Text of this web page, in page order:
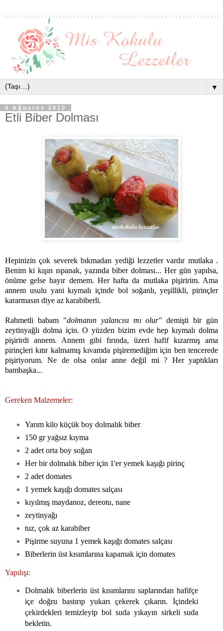
▼
4 Ağustos 2010
Etli Biber Dolması
Hepinizin çok severek bıkmadan yediği lezzetler vardır mutlaka .
Benim ki kışın ıspanak, yazında biber dolması... Her gün yapılsa,
önüme gelse hayır demem. Her hafta da mutlaka pişiririm. Ama
annem usulu yani kıymalı içinde bol soğanlı, yeşillikli, pirinçler
kararmasın diye az karabiberli.
Rahmetli babam "dolmanın yalancısı mı olur" demişti bir gün
zeytinyağlı dolma için. O yüzden bizim evde hep kıymalı dolma
pişirirdi annem. Annem gibi fırında, üzeri hafif kızarmış ama
pirinçleri kıtır kalmamış kıvamda pişiremediğim için ben tencerede
pişiriyorum. Ne de olsa onlar anne değil mi ? Her yaptıkları
bambaşka...
Gereken Malzemeler:
Yarım kilo küçük boy dolmalık biber
150 gr yağsız kıyma
2 adet orta boy soğan
Her bir dolmalık biber için 1'er yemek kaşığı pirinç
2 adet domates
1 yemek kaşığı domates salçası
kıyılmış maydanoz, dereotu, nane
zeytinyağı
tuz, çok az karabiber
Pişirme suyuna 1 yemek kaşığı domates salçası
Biberlerin üst kısımlarına kapamak için domates
Yapılışı:
Dolmalık biberlerin üst kısımlarını saplarından hafifçe
içe doğru bastırıp yukarı çekerek çıkarın. İçindeki
çekirdekleri temizleyip bol suda yıkayın sirkeli suda
bekletin.